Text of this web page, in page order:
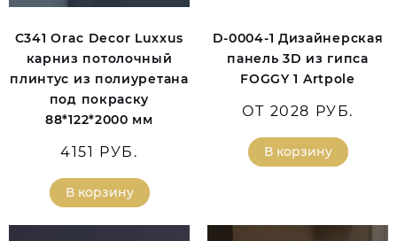
C341 Orac Decor Luxxus
карниз потолочный
плинтус из полиуретана
под покраску
88*122*2000 мм
4151 РУБ.
В корзину
D-0004-1 Дизайнерская
панель 3D из гипса
FOGGY 1 Artpole
ОТ 2028 РУБ.
В корзину